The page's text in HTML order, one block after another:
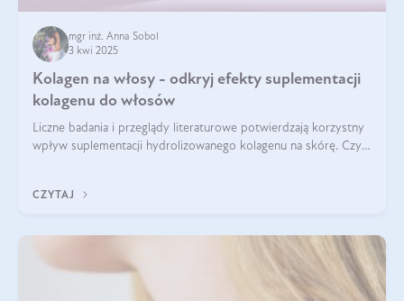
mgr inż. Anna Sobol
3 kwi 2025
Kolagen na włosy - odkryj efekty suplementacji
kolagenu do włosów
Liczne badania i przeglądy literaturowe potwierdzają korzystny
wpływ suplementacji hydrolizowanego kolagenu na skórę. Czy
CZYTAJ